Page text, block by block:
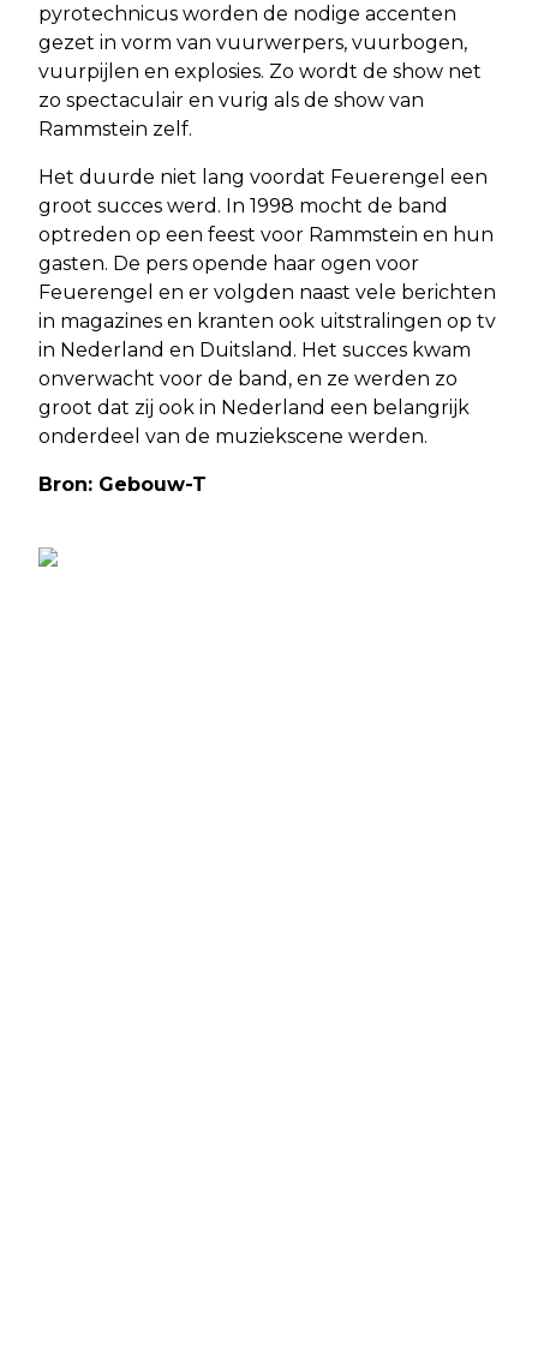
pyrotechnicus worden de nodige accenten
gezet in vorm van vuurwerpers, vuurbogen,
vuurpijlen en explosies. Zo wordt de show net
zo spectaculair en vurig als de show van
Rammstein zelf.
Het duurde niet lang voordat Feuerengel een
groot succes werd. In 1998 mocht de band
optreden op een feest voor Rammstein en hun
gasten. De pers opende haar ogen voor
Feuerengel en er volgden naast vele berichten
in magazines en kranten ook uitstralingen op tv
in Nederland en Duitsland. Het succes kwam
onverwacht voor de band, en ze werden zo
groot dat zij ook in Nederland een belangrijk
onderdeel van de muziekscene werden.
Bron: Gebouw-T